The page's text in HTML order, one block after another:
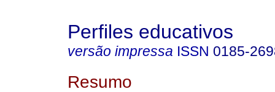
Perfiles educativos
versão impressa ISSN 0185-
Resumo